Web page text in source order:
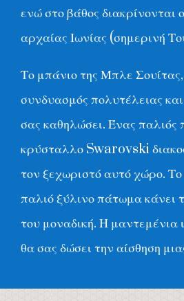
ενώ στο βάθος διακρίνονται
αρχαίας Ιωνίας (σημερινή
Το μπάνιο της Μπλε
συνδυασμός πολυτέλειας
σας καθηλώσει. Ένας παλιός
κρύσταλλο Swarovski
τον ξεχωριστό αυτό χώρο.
παλιό ξύλινο πάτωμα κάνει
του μοναδική. Η μαντεμένια
θα σας δώσει την αίσθηση